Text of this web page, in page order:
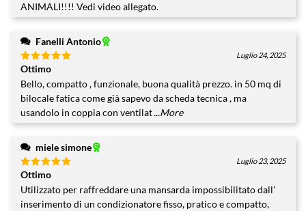
ANIMALI!!!! Vedi video allegato.
Fanelli Antonio
Valutato
su 5
Luglio 24, 2025
Ottimo
Bello, compatto , funzionale, buona qualità prezzo. in 50 mq di
bilocale fatica come già sapevo da scheda tecnica , ma
usandolo in coppia con ventilat...More
miele simone
Valutato
su 5
Luglio 23, 2025
Ottimo
Utilizzato per raffreddare una mansarda impossibilitato dall'
inserimento di un condizionatore fisso, pratico e compatto,